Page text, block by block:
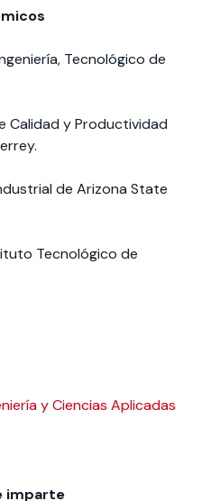
Tecnológico de
Calidad y Productividad
de Arizona State
Tecnológico de
y Ciencias Aplicadas
imparte